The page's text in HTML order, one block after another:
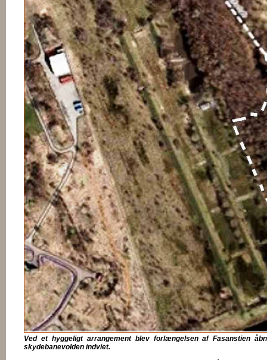
Ved et hyggeligt arrangement blev forlængelsen af Fasanstien
skydebanevolden indviet.